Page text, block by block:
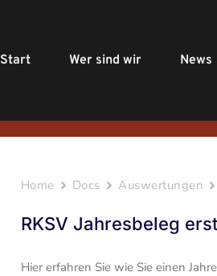
Start Wer sind wir News
Home Docs Auswertungen
RKSV Jahres­beleg
Hier erfahren Sie wie Sie einen